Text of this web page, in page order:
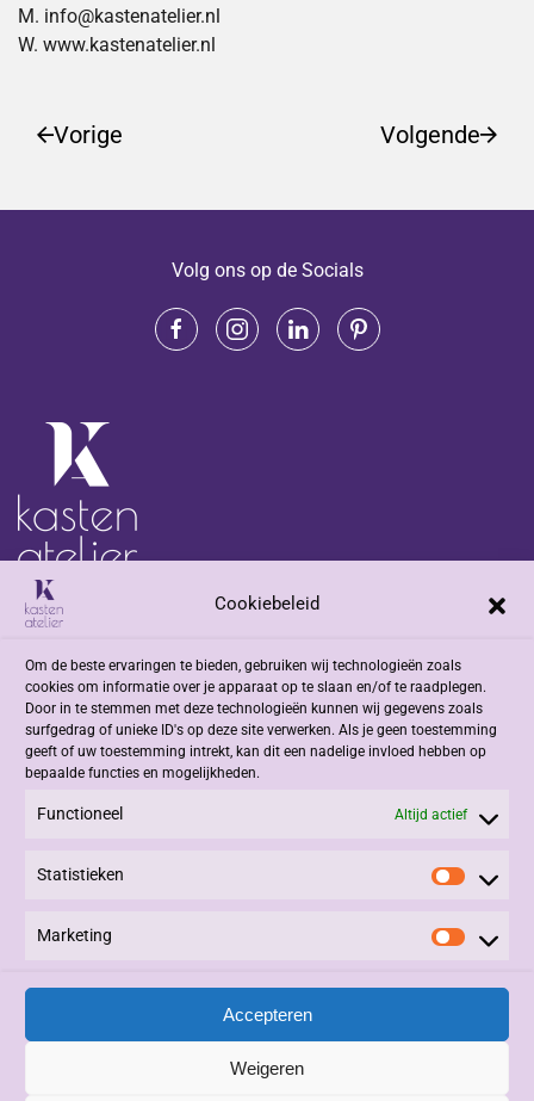
Cookiebeleid
Om de beste ervaringen te bieden, gebruiken wij technologieën zoals
cookies om informatie over je apparaat op te slaan en/of te raadplegen.
Door in te stemmen met deze technologieën kunnen wij gegevens zoals
surfgedrag of unieke ID's op deze site verwerken. Als je geen toestemming
geeft of uw toestemming intrekt, kan dit een nadelige invloed hebben op
bepaalde functies en mogelijkheden.
Functioneel Altijd actief
Statistieken
Marketing
Accepteren
Weigeren
M. info@kastenatelier.nl
W. www.kastenatelier.nl
Vorige Volgende
Volg ons op de Socials
Adres
Jacob Romenweg 2
6042 EZ Roermond
Contact
+31 (0)475 332908
Privacy Statement
Alle rechten voorbehouden © 2025, Kasten Atelier.
Beheer en Onderhoud:3PDesign|Vivere|LinQxx.